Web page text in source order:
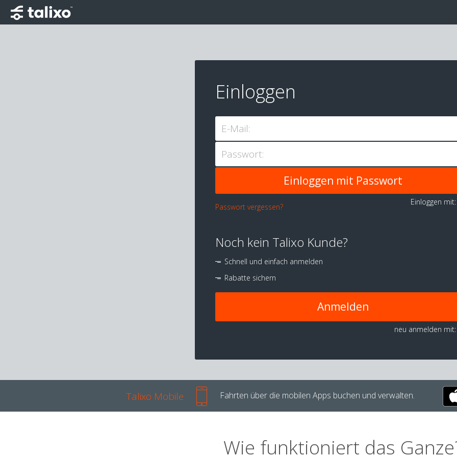
Einloggen
E-Mail:
Passwort:
Passwort vergessen?
Einloggen
Noch kein Talixo Kunde?
Schnell und einfach anmelden
Rabatte sichern
Anmelden
neu anmelden mit:
Talixo Mobile Fahrten über die mobilen Apps buchen und verwalten.
Wie funktioniert das